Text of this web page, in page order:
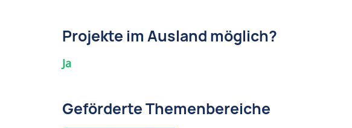
Projekte im Ausland möglich?
Ja
Geförderte Themenbereiche